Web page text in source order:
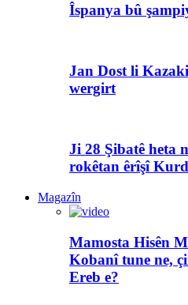
Îspanya bû
Jan Dost li
wergirt
Ji 28 Şibatê heta
rokêtan êrîşî
Magazîn
Mamosta Hisên
Kobanî tune ne,
Ereb e?